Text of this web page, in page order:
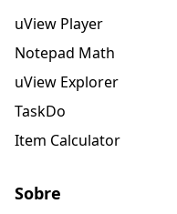
uView Player
Notepad Math
uView Explorer
TaskDo
Item Calculator
Sobre